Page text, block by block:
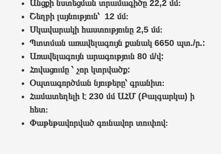
Անցքի նստեցման տրամագիծը 22,2 մմ։
Շեղբի լայնություն՝ 12 մմ։
Սկավարակի հաստությունը 2,5 մմ։
Պտտման առավելագույն քանակ 6650 պտ./ր.:
Առավելագույն արագություն 80 մ/վ:
Հովացումը ՝ չոր կտրվածք:
Օպտագործման նյութերը՝ գրանիտ։
Համատեղելի է 230 մմ ԱՀՄ (Բալգարկա) ի
հետ։
Փաթեթավորված գունավոր տուփով։